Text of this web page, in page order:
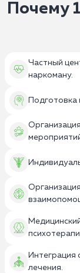
Почему
Частный
наркоману.
Подготовка
Интеграция
лечения.